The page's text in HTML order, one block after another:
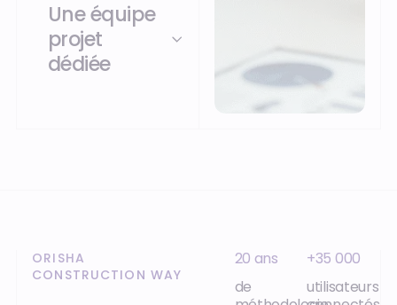
Une équipe
projet
dédiée
ORISHA
CONSTRUCTION WAY
20 ans
de
+35 000
utilisateurs